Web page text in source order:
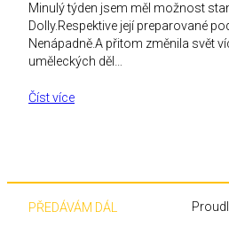
Minulý týden jsem měl možnost
Dolly.Respektive její preparované
Nenápadně.A přitom změnila svět
uměleckých děl…
Číst více
PŘEDÁVÁM DÁL